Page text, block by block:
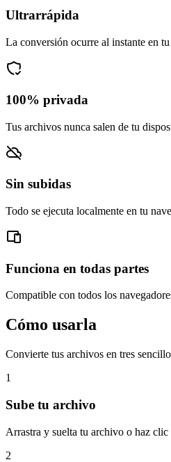
Ultrarrápida
La conversión ocurre al instante en
100% privada
Tus archivos nunca salen de tu
Sin subidas
Todo se ejecuta localmente en tu
Funciona en todas partes
Compatible con todos los
Cómo usarla
Convierte tus archivos en tres
1
Sube tu archivo
Arrastra y suelta tu archivo o haz
2